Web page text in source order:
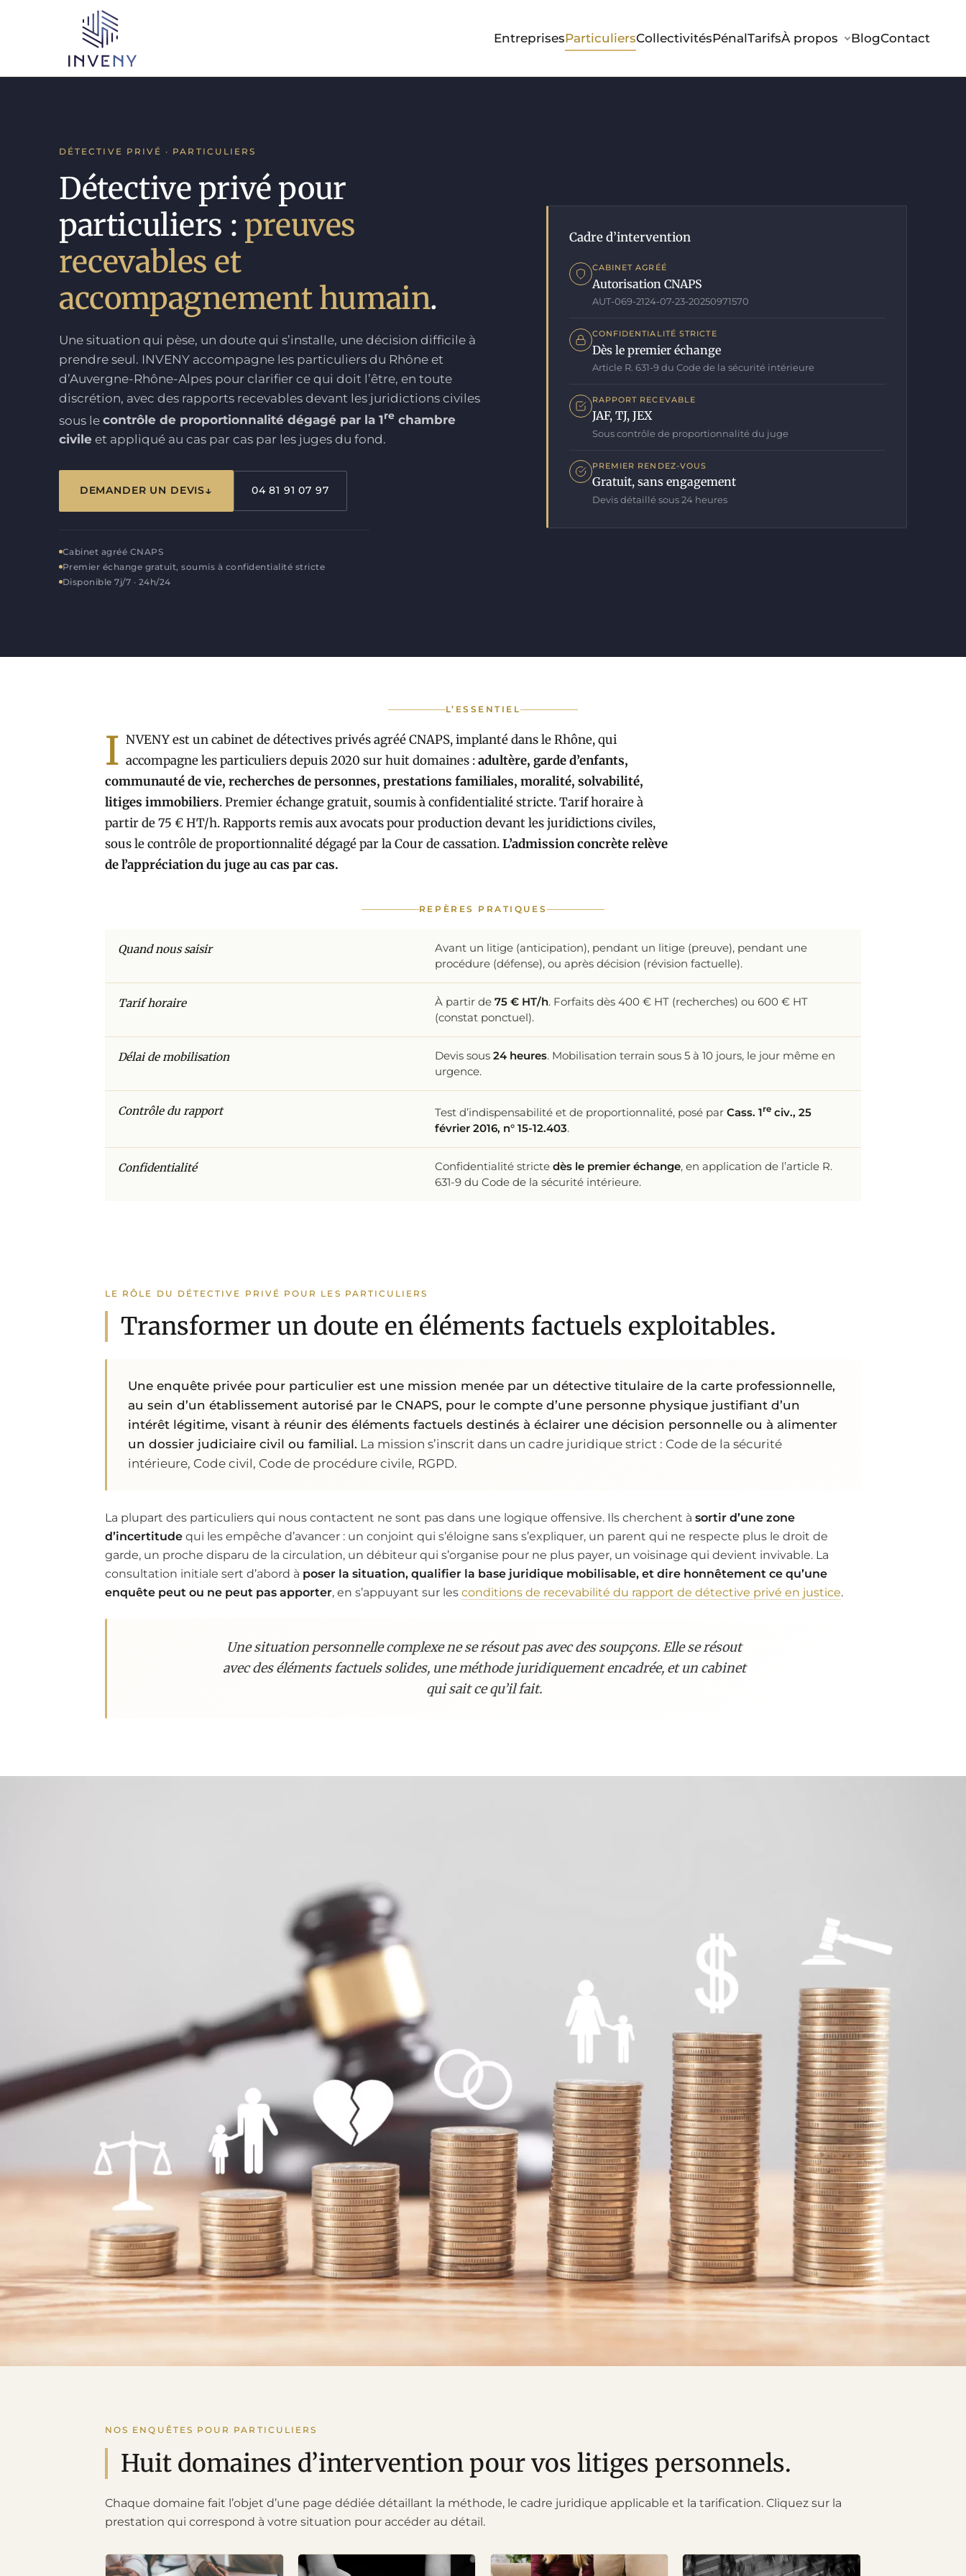
EntreprisesParticuliersCollectivitésPénalTarifsÀ propos BlogContact
DÉTECTIVE PRIVÉ · PARTICULIERS
Détective privé pour
particuliers : preuves
recevables et
accompagnement humain.
Une situation qui pèse, un doute qui s’installe, une décision difficile à
prendre seul. INVENY accompagne les particuliers du Rhône et
d’Auvergne-Rhône-Alpes pour clarifier ce qui doit l’être, en toute
discrétion, avec des rapports recevables devant les juridictions civiles
sous le contrôle de proportionnalité dégagé par la 1re chambre
civile et appliqué au cas par cas par les juges du fond.
DEMANDER UN DEVIS 04 81 91 07 97
Cabinet agréé CNAPS
Premier échange gratuit, soumis à confidentialité stricte
Disponible 7j/7 · 24h/24
Cadre d’intervention
CABINET AGRÉÉ
Autorisation CNAPS
AUT-069-2124-07-23-20250971570
CONFIDENTIALITÉ STRICTE
Dès le premier échange
Article R. 631-9 du Code de la sécurité intérieure
RAPPORT RECEVABLE
JAF, TJ, JEX
Sous contrôle de proportionnalité du juge
PREMIER RENDEZ-VOUS
Gratuit, sans engagement
Devis détaillé sous 24 heures
L’ESSENTIEL
I NVENY est un cabinet de détectives privés agréé CNAPS, implanté dans le Rhône, qui
accompagne les particuliers depuis 2020 sur huit domaines :adultère, garde d’enfants,
communauté de vie, recherches de personnes, prestations familiales, moralité, solvabilité,
litiges immobiliers. Premier échange gratuit, soumis à confidentialité stricte. Tarif horaire à
partir de 75 € HT/h. Rapports remis aux avocats pour production devant les juridictions civiles,
sous le contrôle de proportionnalité dégagé par la Cour de cassation.L’admission concrète relève
de l’appréciation du juge au cas par cas.
REPÈRES PRATIQUES
Quand nous saisir
Avant un litige (anticipation), pendant un litige (preuve), pendant une
procédure (défense), ou après décision (révision factuelle).
Tarif horaire À partir de 75 € HT/h. Forfaits dès 400 € HT (recherches) ou 600 € HT
(constat ponctuel).
Délai de mobilisation Devis sous 24 heures. Mobilisation terrain sous 5 à 10 jours, le jour même en
urgence.
Contrôle du rapport Test d’indispensabilité et de proportionnalité, posé par Cass. 1reciv., 25
février 2016, n° 15-12.403.
Confidentialité Confidentialité stricte dès le premier échange, en application de l’article R.
631-9 du Code de la sécurité intérieure.
LE RÔLE DU DÉTECTIVE PRIVÉ POUR LES PARTICULIERS
Transformer un doute en éléments factuels exploitables.
Une enquête privée pour particulier est une mission menée par un détective titulaire de la carte professionnelle,
au sein d’un établissement autorisé par le CNAPS, pour le compte d’une personne physique justifiant d’un
intérêt légitime, visant à réunir des éléments factuels destinés à éclairer une décision personnelle ou à alimenter
un dossier judiciaire civil ou familial. La mission s’inscrit dans un cadre juridique strict : Code de la sécurité
intérieure, Code civil, Code de procédure civile, RGPD.
La plupart des particuliers qui nous contactent ne sont pas dans une logique offensive. Ils cherchent à sortir d’une zone
d’incertitude qui les empêche d’avancer : un conjoint qui s’éloigne sans s’expliquer, un parent qui ne respecte plus le droit de
garde, un proche disparu de la circulation, un débiteur qui s’organise pour ne plus payer, un voisinage qui devient invivable. La
consultation initiale sert d’abord à poser la situation, qualifier la base juridique mobilisable, et dire honnêtement ce qu’une
enquête peut ou ne peut pas apporter, en s’appuyant sur les conditions de recevabilité du rapport de détective privé en justice.
Une situation personnelle complexe ne se résout pas avec des soupçons. Elle se résout
avec des éléments factuels solides, une méthode juridiquement encadrée, et un cabinet
qui sait ce qu’il fait.
NOS ENQUÊTES POUR PARTICULIERS
Huit domaines d’intervention pour vos litiges personnels.
Chaque domaine fait l’objet d’une page dédiée détaillant la méthode, le cadre juridique applicable et la tarification. Cliquez sur la
prestation qui correspond à votre situation pour accéder au détail.